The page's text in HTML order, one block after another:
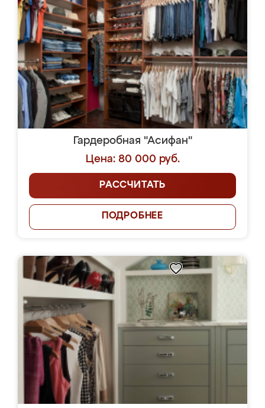
Гардеробная "Асифан"
Цена: 80 000 руб.
РАССЧИТАТЬ
ПОДРОБНЕЕ